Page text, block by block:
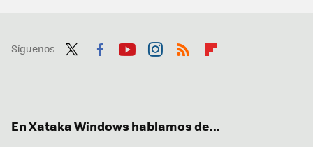
Síguenos
En Xataka Windows hablamos de...